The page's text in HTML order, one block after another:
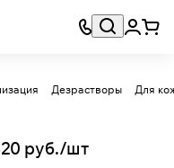
Дезрастворы Для
руб./шт